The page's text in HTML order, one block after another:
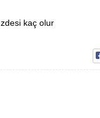
kaç olur